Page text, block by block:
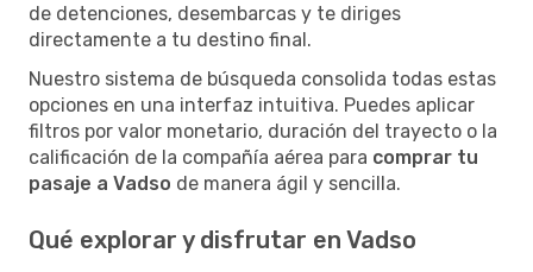
de detenciones, desembarcas y te diriges
directamente a tu destino final.
Nuestro sistema de búsqueda consolida todas estas
opciones en una interfaz intuitiva. Puedes aplicar
filtros por valor monetario, duración del trayecto o la
calificación de la compañía aérea para comprar tu
pasaje a Vadso de manera ágil y sencilla.
Qué explorar y disfrutar en Vadso